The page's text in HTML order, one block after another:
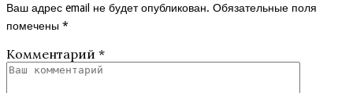
Ваш адрес email не будет опубликован. Обязательные поля
помечены *
Комментарий *